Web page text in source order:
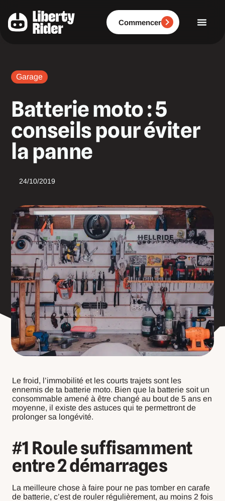
contenu
Commencer
Garage
Batterie moto : 5
conseils pour éviter
la panne
24/10/2019
Le froid, l’immobilité et les courts trajets sont les
ennemis de ta batterie moto. Bien que la batterie soit un
consommable amené à être changé au bout de 5 ans en
moyenne, il existe des astuces qui te permettront de
prolonger sa longévité.
#1 Roule suffisamment
entre 2 démarrages
La meilleure chose à faire pour ne pas tomber en carafe
de batterie, c’est de rouler régulièrement, au moins 2 fois